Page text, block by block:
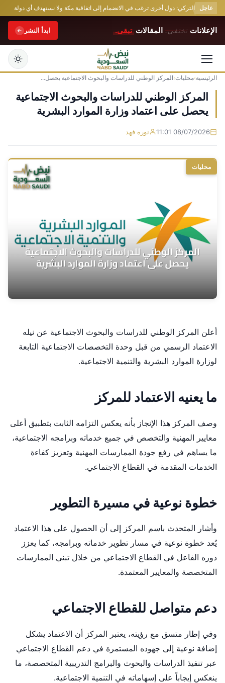
عاجلالتركي: دول أخرى ترغب في الانضمام إلى اتفاقية مكة ولا نستهدف أي دولة
الإعلانات تختفي. المقالات تبقى. ابدأ النشر
التجاوز
إلى
المحتوى
الرئيسية›محليات›المركز الوطني للدراسات والبحوث الاجتماعية يحصل...
المركز الوطني للدراسات والبحوث الاجتماعية
يحصل على اعتماد وزارة الموارد البشرية
08/07/2026 11:01 نورة فهد
محليات
أعلن المركز الوطني للدراسات والبحوث الاجتماعية عن نيله
الاعتماد الرسمي من قبل وحدة التخصصات الاجتماعية التابعة
لوزارة الموارد البشرية والتنمية الاجتماعية.
ما يعنيه الاعتماد للمركز
وصف المركز هذا الإنجاز بأنه يعكس التزامه الثابت بتطبيق أعلى
معايير المهنية والتخصص في جميع خدماته وبرامجه الاجتماعية،
ما يساهم في رفع جودة الممارسات المهنية وتعزيز كفاءة
الخدمات المقدمة في القطاع الاجتماعي.
خطوة نوعية في مسيرة التطوير
وأشار المتحدث باسم المركز إلى أن الحصول على هذا الاعتماد
يُعد خطوة نوعية في مسار تطوير خدماته وبرامجه، كما يعزز
دوره الفاعل في القطاع الاجتماعي من خلال تبني الممارسات
المتخصصة والمعايير المعتمدة.
دعم متواصل للقطاع الاجتماعي
وفي إطار متسق مع رؤيته، يعتبر المركز أن الاعتماد يشكل
إضافة نوعية إلى جهوده المستمرة في دعم القطاع الاجتماعي
عبر تنفيذ الدراسات والبحوث والبرامج التدريبية المتخصصة، ما
ينعكس إيجاباً على إسهاماته في التنمية الاجتماعية.